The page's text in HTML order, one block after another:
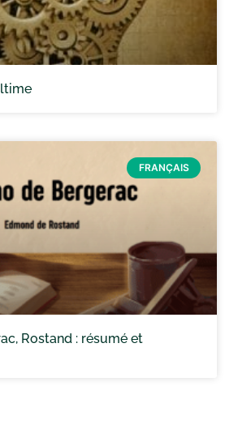
FRANÇAIS
Rostand : résumé et